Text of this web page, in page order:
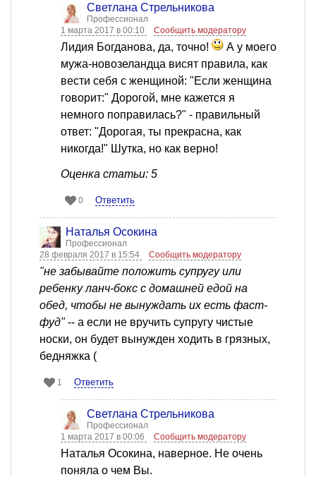
Светлана Стрельникова
Профессионал
1 марта 2017 в 00:10
Сообщить модератору
Лидия Богданова, да, точно!
А у моего
мужа-новозеландца висят правила, как
вести себя с женщиной: "Если женщина
говорит:" Дорогой, мне кажется я
немного поправилась?" - правильный
ответ: "Дорогая, ты прекрасна, как
никогда!" Шутка, но как верно!
Оценка статьи: 5
0 Ответить
Наталья Осокина
Профессионал
28 февраля 2017 в 15:54
Сообщить модератору
"не забывайте положить супругу или
ребенку ланч-бокс с домашней едой на
обед, чтобы не вынуждать их есть фаст-
фуд"-- а если не вручить супругу чистые
носки, он будет вынужден ходить в грязных,
бедняжка (
1 Ответить
Светлана Стрельникова
Профессионал
1 марта 2017 в 00:06
Сообщить модератору
Наталья Осокина, наверное. Не очень
поняла о чем Вы.